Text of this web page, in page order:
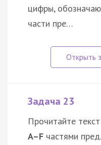
цифры,
части пре…
Задача 23
Прочитайте
A–F частями